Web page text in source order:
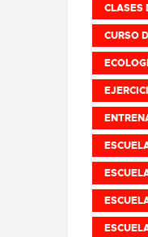
CLASES
CURSO